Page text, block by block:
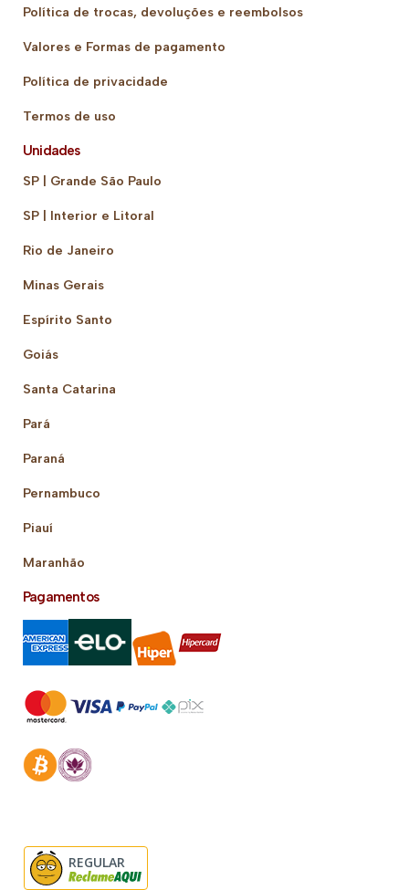
Política de trocas, devoluções e reembolsos
Valores e Formas de pagamento
Política de privacidade
Termos de uso
Unidades
SP | Grande São Paulo
SP | Interior e Litoral
Rio de Janeiro
Minas Gerais
Espírito Santo
Goiás
Santa Catarina
Pará
Paraná
Pernambuco
Piauí
Maranhão
Pagamentos
REGULAR